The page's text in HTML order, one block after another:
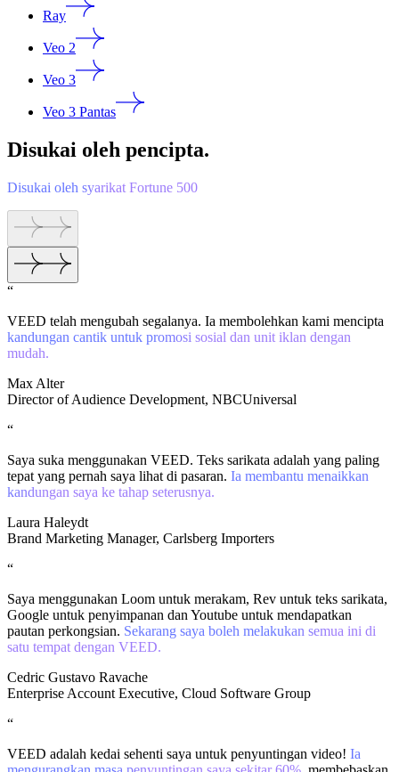
Ray
Veo 2
Veo 3
Veo 3 Pantas
Disukai oleh pencipta.
Disukai oleh syarikat Fortune 500
“
VEED telah mengubah segalanya. Ia membolehkan kami mencipta
kandungan cantik untuk promosi sosial dan unit iklan dengan
mudah.
Max Alter
Director of Audience Development, NBCUniversal
“
Saya suka menggunakan VEED. Teks sarikata adalah yang paling
tepat yang pernah saya lihat di pasaran. Ia membantu menaikkan
kandungan saya ke tahap seterusnya.
Laura Haleydt
Brand Marketing Manager, Carlsberg Importers
“
Saya menggunakan Loom untuk merakam, Rev untuk teks sarikata,
Google untuk penyimpanan dan Youtube untuk mendapatkan
pautan perkongsian. Sekarang saya boleh melakukan semua ini di
satu tempat dengan VEED.
Cedric Gustavo Ravache
Enterprise Account Executive, Cloud Software Group
“
VEED adalah kedai sehenti saya untuk penyuntingan video! Ia